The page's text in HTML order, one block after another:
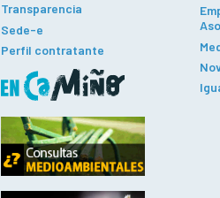
Transparencia
Sede-e
Perfil contratante